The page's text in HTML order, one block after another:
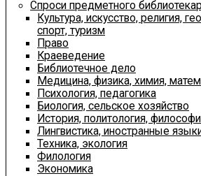
Спроси предметного
Культура, искусство, религия,
спорт, туризм
Право
Краеведение
Библиотечное дело
Медицина, физика, химия,
Психология, педагогика
Биология, сельское хозяйство
История, политология,
Лингвистика, иностранные
Техника, экология
Филология
Экономика